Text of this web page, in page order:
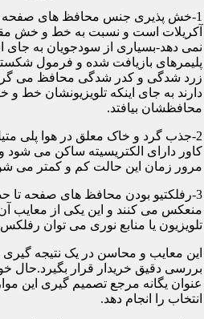
1-خش پذیری جنس محافظ های صفحه
آکریلات است و نسبت به خط و خش
نمی دهد-بسیاری از سودجویان به جای
پلیمرهای بازیافت شده و فرمول
زرد شدگی و کدر شدگی محافظ می
دارند به جای اینکه تلویزیونشان خط و
محافظشان بیافتد.
2-جذب گرد و خاک معلق در هوا پلی
کاور دارای الکتریسیته ساکن می شود
مرور زمان این حالت کم و کمتر می
3-رفلکتیو بودن محافظ های صفحه تا
منعکس می کنند و این یکی از معایب
تلویزیون یا منابع نوری می توان
این معایب و محاسن در یک نتیجه گیری
بررسی دقیق خریدار قرار بگیرد.حال
عنوان یگانه مرجع تصمیم گیری این
انتخاب را انجام دهد.